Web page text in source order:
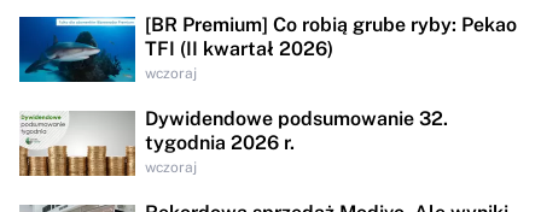
[BR Premium] Co robią grube ryby: Pekao
TFI (II kwartał 2026)
wczoraj
Dywidendowe podsumowanie 32.
tygodnia 2026 r.
wczoraj